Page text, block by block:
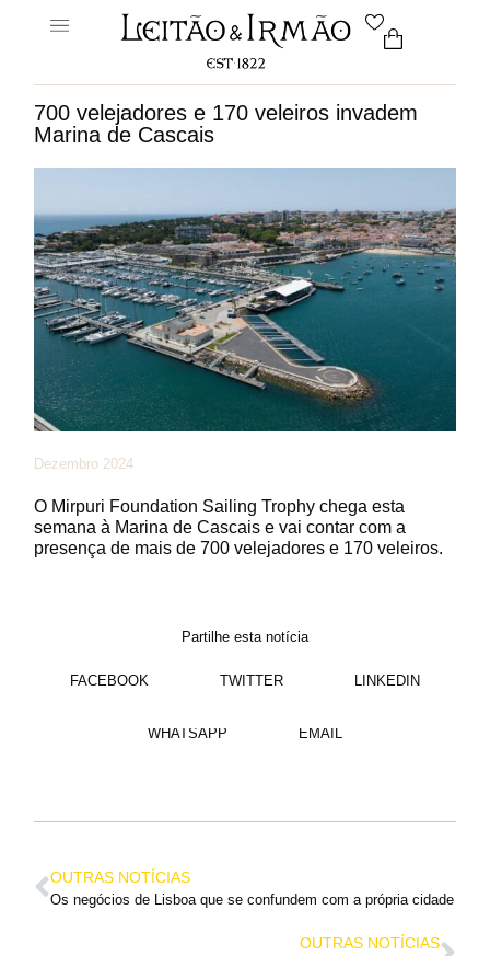
700 velejadores e 170 veleiros invadem
Marina de Cascais
Dezembro 2024
O Mirpuri Foundation Sailing Trophy chega esta
semana à Marina de Cascais e vai contar com a
presença de mais de 700 velejadores e 170 veleiros.
Partilhe esta notícia
FACEBOOK TWITTER LINKEDIN
WHATSAPP EMAIL
OUTRAS NOTÍCIAS
Os negócios de Lisboa que se confundem com a própria cidade
OUTRAS NOTÍCIAS